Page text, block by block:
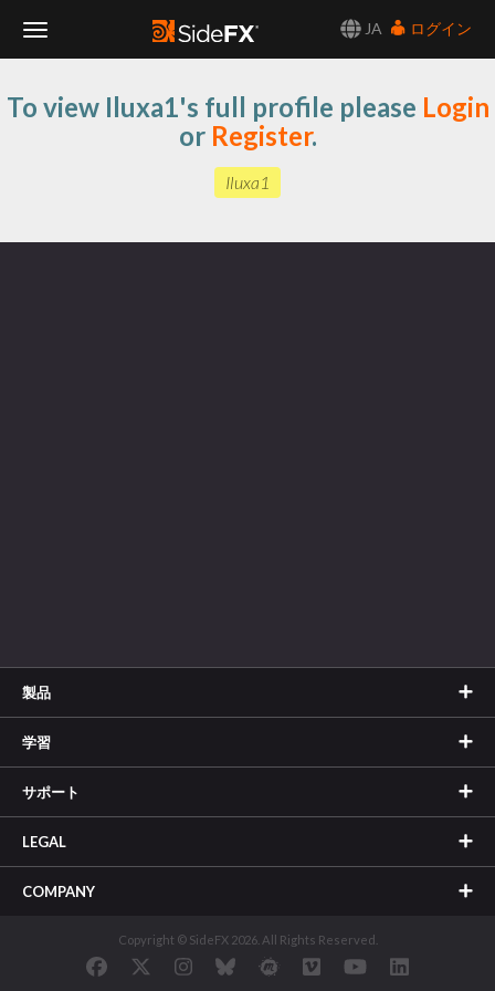
JA
ログイン
Navigation
To view Iluxa1's full profile please Login
or Register.
Iluxa1
製品
学習
サポート
LEGAL
COMPANY
Copyright © SideFX 2026. All Rights Reserved.